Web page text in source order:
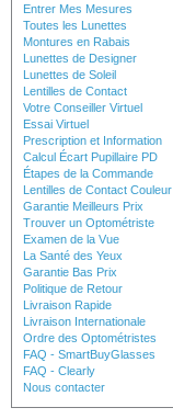
Entrer Mes Mesures
Toutes les Lunettes
Montures en Rabais
Lunettes de Designer
Lunettes de Soleil
Lentilles de Contact
Votre Conseiller Virtuel
Essai Virtuel
Prescription et Information
Calcul Écart Pupillaire PD
Étapes de la Commande
Lentilles de Contact Couleur
Garantie Meilleurs Prix
Trouver un Optométriste
Examen de la Vue
La Santé des Yeux
Garantie Bas Prix
Politique de Retour
Livraison Rapide
Livraison Internationale
Ordre des Optométristes
FAQ - SmartBuyGlasses
FAQ - Clearly
Nous contacter